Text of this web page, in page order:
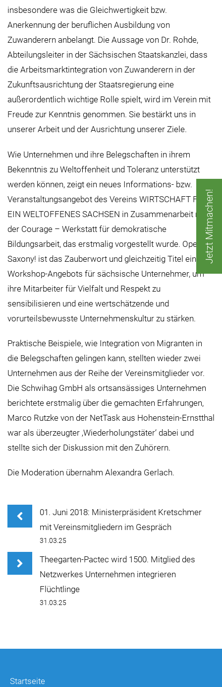
insbesondere was die Gleichwertigkeit bzw.
Anerkennung der beruflichen Ausbildung von
Zuwanderern anbelangt. Die Aussage von Dr. Rohde,
Abteilungsleiter in der Sächsischen Staatskanzlei, dass
die Arbeitsmarktintegration von Zuwanderern in der
Zukunftsausrichtung der Staatsregierung eine
außerordentlich wichtige Rolle spielt, wird im Verein mit
Freude zur Kenntnis genommen. Sie bestärkt uns in
unserer Arbeit und der Ausrichtung unserer Ziele.
Wie Unternehmen und ihre Belegschaften in ihrem
Bekenntnis zu Weltoffenheit und Toleranz unterstützt
werden können, zeigt ein neues Informations- bzw.
Veranstaltungsangebot des Vereins WIRTSCHAFT FÜR
EIN WELTOFFENES SACHSEN in Zusammenarbeit mit
der Courage – Werkstatt für demokratische
Bildungsarbeit, das erstmalig vorgestellt wurde. Open
Saxony! ist das Zauberwort und gleichzeitig Titel eines
Workshop-Angebots für sächsische Unternehmer, um
ihre Mitarbeiter für Vielfalt und Respekt zu
sensibilisieren und eine wertschätzende und
vorurteilsbewusste Unternehmenskultur zu stärken.
Praktische Beispiele, wie Integration von Migranten in
die Belegschaften gelingen kann, stellten wieder zwei
Unternehmen aus der Reihe der Vereinsmitglieder vor.
Die Schwihag GmbH als ortsansässiges Unternehmen
berichtete erstmalig über die gemachten Erfahrungen,
Marco Rutzke von der NetTask aus Hohenstein-Ernstthal
war als überzeugter ‚Wiederholungstäter‘ dabei und
stellte sich der Diskussion mit den Zuhörern.
Die Moderation übernahm Alexandra Gerlach.
01. Juni 2018: Ministerpräsident Kretschmer
mit Vereinsmitgliedern im Gespräch
31.03.25
Theegarten-Pactec wird 1500. Mitglied des
Netzwerkes Unternehmen integrieren
Flüchtlinge
31.03.25
Jetzt Mitmachen!
Startseite